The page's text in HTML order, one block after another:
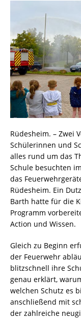
Rüdesheim. – Zwei
Schülerinnen und
alles rund um das
Schule besuchten
das
Rüdesheim. Ein
Barth hatte für die
Programm
Action und Wissen.
Gleich zu Beginn
der Feuerwehr
blitzschnell ihre
genau erklärt,
welchen Schutz es
anschließend mit
der zahlreiche